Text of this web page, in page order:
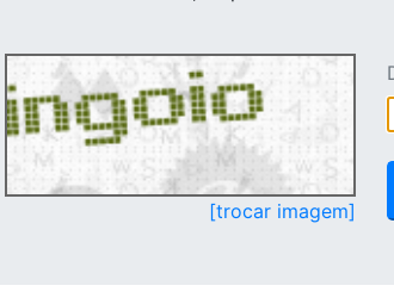
[trocar imagem]